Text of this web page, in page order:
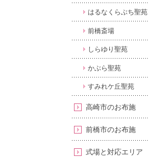
はるなくらぶち聖苑
前橋斎場
しらゆり聖苑
かぶら聖苑
すみれケ丘聖苑
高崎市のお布施
前橋市のお布施
式場と対応エリア